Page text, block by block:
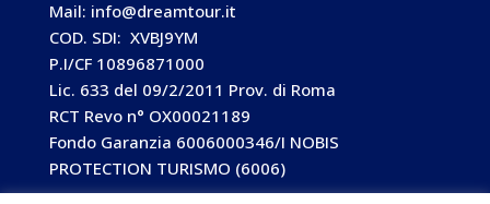
Mail: info@dreamtour.it
COD. SDI: XVBJ9YM
P.I/CF 10896871000
Lic. 633 del 09/2/2011 Prov. di Roma
RCT Revo n° OX00021189
Fondo Garanzia 6006000346/I NOBIS
PROTECTION TURISMO (6006)